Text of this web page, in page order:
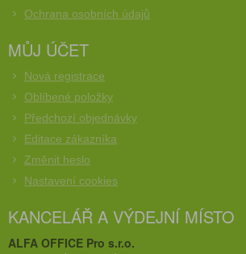
Ochrana osobních údajů
MŮJ ÚČET
Nová registrace
Oblíbené položky
Předchozí objednávky
Editace zákazníka
Změnit heslo
Nastavení cookies
KANCELÁŘ A VÝDEJNÍ MÍSTO
ALFA OFFICE Pro s.r.o.